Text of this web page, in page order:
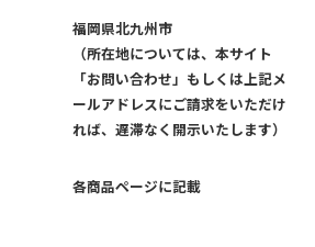
福岡県北九州市
（所在地については、本サイト
「お問い合わせ」もしくは上記メ
ールアドレスにご請求をいただけ
れば、遅滞なく開示いたします）
各商品ページに記載